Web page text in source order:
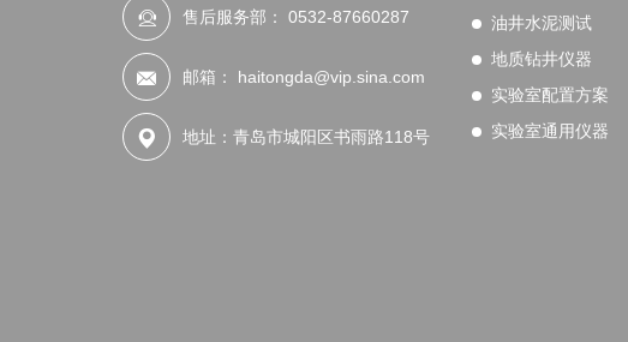
售后服务部： 0532-87660287
邮箱： haitongda@vip.sina.com
地址：青岛市城阳区书雨路118号
油井水泥测试
地质钻井仪器
实验室配置方案
实验室通用仪器